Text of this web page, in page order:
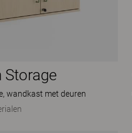
Storage
wandkast met deuren